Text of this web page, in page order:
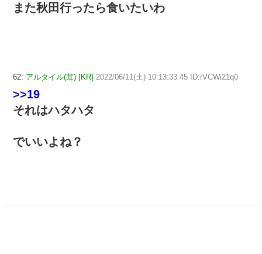
また秋田行ったら食いたいわ
62: アルタイル(茸) [KR] 2022/06/11(土) 10:13:33.45 ID:rVCWi21q0
>>19
それはハタハタ
でいいよね？